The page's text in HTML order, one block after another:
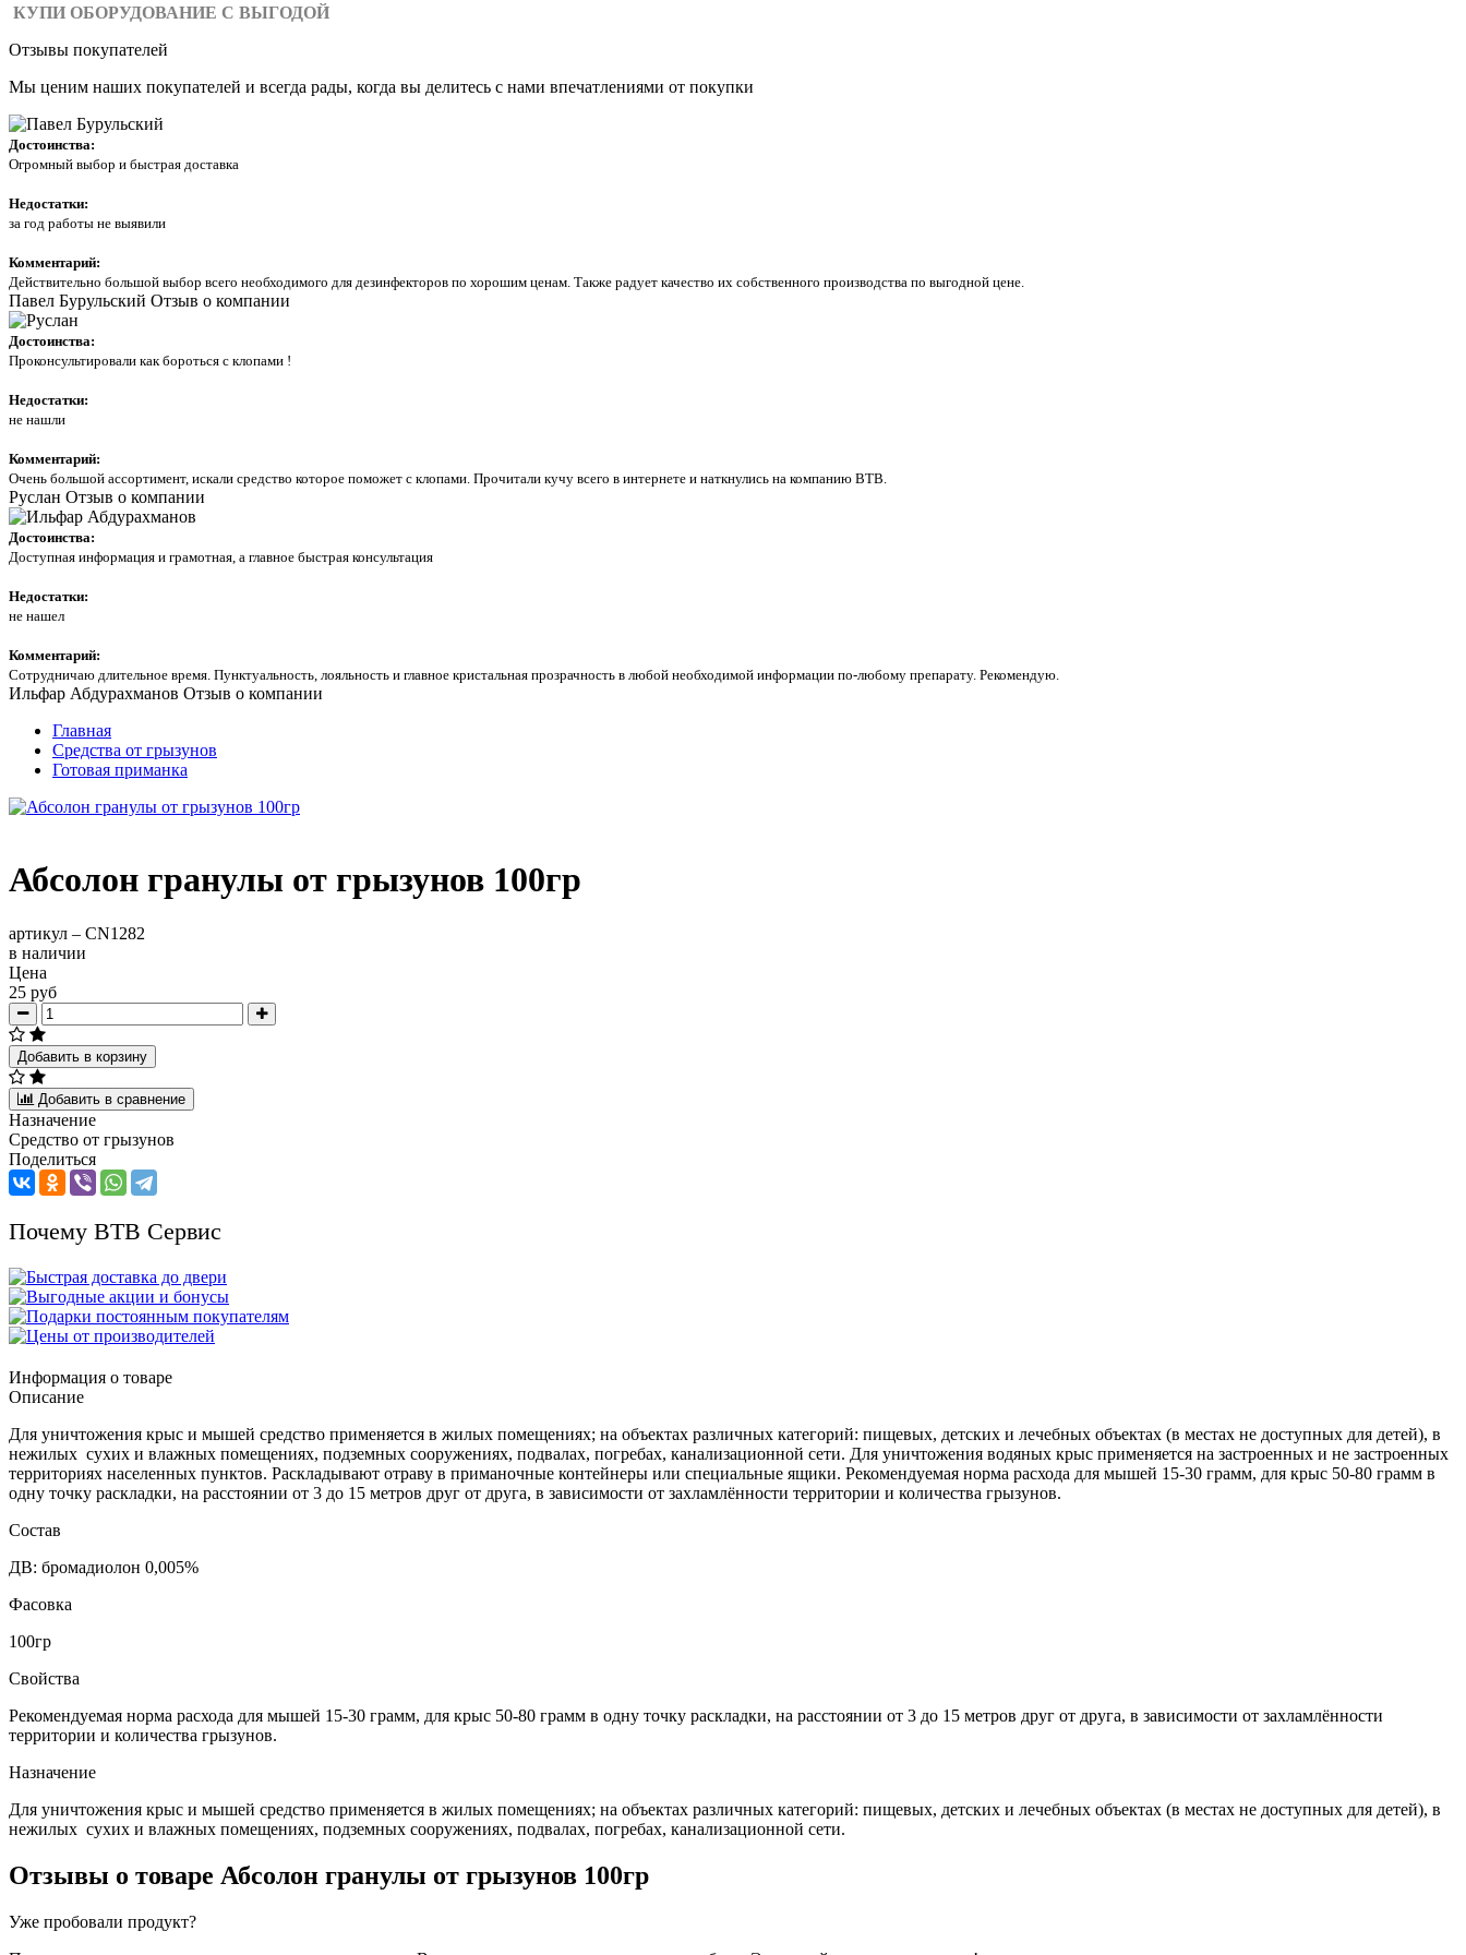
КУПИ ОБОРУДОВАНИЕ С ВЫГОДОЙ
Отзывы покупателей
Мы ценим наших покупателей и всегда рады, когда вы делитесь с нами впечатлениями от покупки
Достоинства:
Огромный выбор и быстрая доставка
Недостатки:
за год работы не выявили
Комментарий:
Действительно большой выбор всего необходимого для дезинфекторов по хорошим ценам. Также радует качество их собственного производства по выгодной цене.
Павел Бурульский Отзыв о компании
Достоинства:
Проконсультировали как бороться с клопами !
Недостатки:
не нашли
Комментарий:
Очень большой ассортимент, искали средство которое поможет с клопами. Прочитали кучу всего в интернете и наткнулись на компанию ВТВ.
Руслан Отзыв о компании
Достоинства:
Доступная информация и грамотная, а главное быстрая консультация
Недостатки:
не нашел
Комментарий:
Сотрудничаю длительное время. Пунктуальность, лояльность и главное кристальная прозрачность в любой необходимой информации по-любому препарату. Рекомендую.
Ильфар Абдурахманов Отзыв о компании
Главная
Средства от грызунов
Готовая приманка
Абсолон гранулы от грызунов 100гр
артикул – CN1282
в наличии
Цена
25 руб
Добавить в корзину
Добавить в сравнение
Назначение
Средство от грызунов
Поделиться
Почему ВТВ Сервис
Информация о товаре
Описание
Для уничтожения крыс и мышей средство применяется в жилых помещениях; на объектах различных категорий: пищевых, детских и лечебных объектах (в местах не доступных для детей), в
нежилых сухих и влажных помещениях, подземных сооружениях, подвалах, погребах, канализационной сети. Для уничтожения водяных крыс применяется на застроенных и не застроенных
территориях населенных пунктов. Раскладывают отраву в приманочные контейнеры или специальные ящики. Рекомендуемая норма расхода для мышей 15-30 грамм, для крыс 50-80 грамм в
одну точку раскладки, на расстоянии от 3 до 15 метров друг от друга, в зависимости от захламлённости территории и количества грызунов.
Состав
ДВ: бромадиолон 0,005%
Фасовка
100гр
Свойства
Рекомендуемая норма расхода для мышей 15-30 грамм, для крыс 50-80 грамм в одну точку раскладки, на расстоянии от 3 до 15 метров друг от друга, в зависимости от захламлённости
территории и количества грызунов.
Назначение
Для уничтожения крыс и мышей средство применяется в жилых помещениях; на объектах различных категорий: пищевых, детских и лечебных объектах (в местах не доступных для детей), в
нежилых сухих и влажных помещениях, подземных сооружениях, подвалах, погребах, канализационной сети.
Отзывы о товаре Абсолон гранулы от грызунов 100гр
Уже пробовали продукт?